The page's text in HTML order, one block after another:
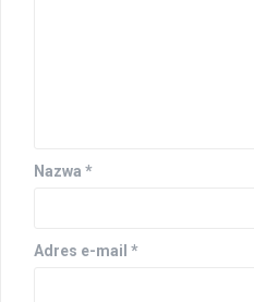
Nazwa *
Adres e-mail *